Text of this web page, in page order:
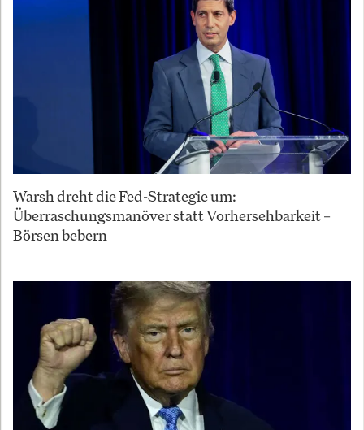
Warsh dreht die Fed-Strategie um:
Überraschungsmanöver statt Vorhersehbarkeit –
Börsen bebern